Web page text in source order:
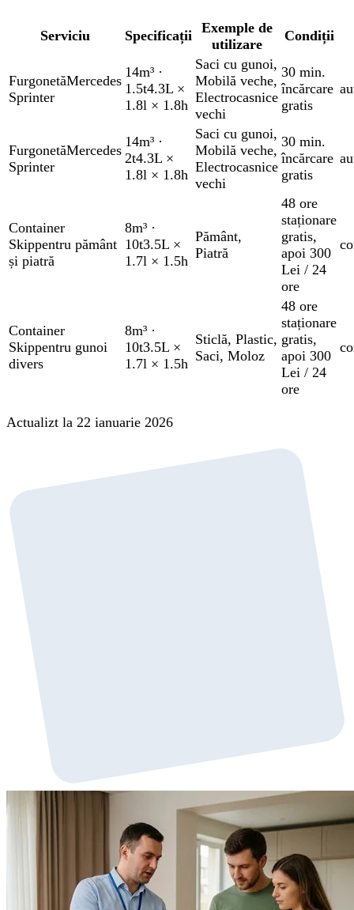
Serviciu Specificații
Exemple de
utilizare
Condiții
FurgonetăMercedes
Sprinter
14m³ ·
1.5t4.3L ×
1.8l × 1.8h
Saci cu gunoi,
Mobilă veche,
Electrocasnice
vechi
30 min.
încărcare
gratis
FurgonetăMercedes
Sprinter
14m³ ·
2t4.3L ×
1.8l × 1.8h
Saci cu gunoi,
Mobilă veche,
Electrocasnice
vechi
30 min.
încărcare
gratis
Container
Skippentru pământ
și piatră
8m³ ·
10t3.5L ×
1.7l × 1.5h
Pământ,
Piatră
48 ore
staționare
gratis,
apoi 300
Lei / 24
ore
Container
Skippentru gunoi
divers
8m³ ·
10t3.5L ×
1.7l × 1.5h
Sticlă, Plastic,
Saci, Moloz
48 ore
staționare
gratis,
apoi 300
Lei / 24
ore
Actualizt la 22 ianuarie 2026